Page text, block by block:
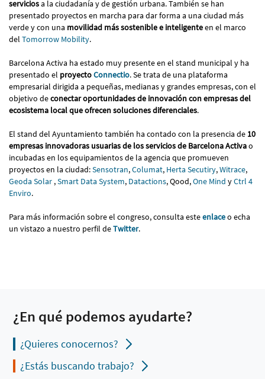
serviciosa la ciudadanía y de gestión urbana. También se han
presentado proyectos en marcha para dar forma a una ciudad más
verde y con una movilidad más sostenible e inteligenteen el marco
del Tomorrow Mobility.
Barcelona Activa ha estado muy presente en el stand municipal y ha
presentado el proyectoConnectio. Se trata de una plataforma
empresarial dirigida a pequeñas, medianas y grandes empresas, con el
objetivo deconectar oportunidades de innovación con empresas del
ecosistema local que ofrecen soluciones diferenciales.
El stand del Ayuntamiento también ha contado con la presencia de 10
empresas innovadoras usuarias de los servicios de Barcelona Activao
incubadas en los equipamientos de la agencia que promueven
proyectos en la ciudad:Sensotran,Columat, Herta Secutiry,Witrace,
Geoda Solar ,Smart Data System, Datactions, Qood,One Mind yCtrl 4
Enviro.
Para más información sobre el congreso, consulta esteenlaceo echa
un vistazo a nuestro perfil deTwitter.
¿En qué podemos ayudarte?
¿Quieres conocernos?
¿Estás buscando trabajo?